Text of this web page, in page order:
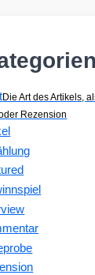
Die Art des Artikels,
Rezension